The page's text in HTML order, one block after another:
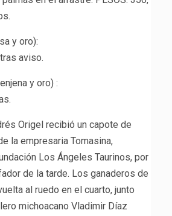
y oro):
aviso.
y oro) :
Origel recibió un capote de
la empresaria Tomasina,
Los Ángeles Taurinos, por
de la tarde. Los ganaderos de
al ruedo en el cuarto, junto
michoacano Vladimir Díaz